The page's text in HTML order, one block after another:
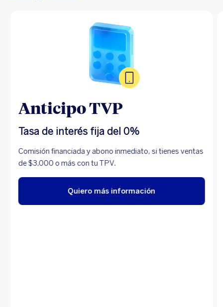
Anticipo TVP
Tasa de interés fija del 0%
Comisión financiada y abono inmediato, si tienes ventas
de $3,000 o más con tu TPV.
Quiero más información